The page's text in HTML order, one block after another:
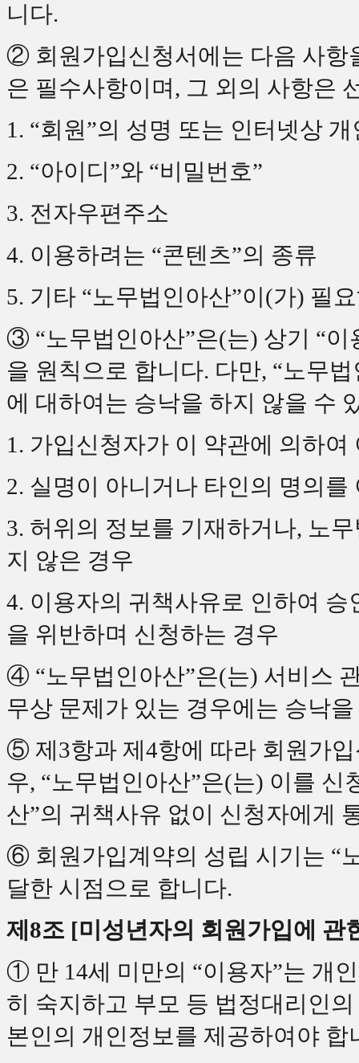
니다.
② 회원가입신청서에는 다음 사항
은 필수사항이며, 그 외의 사항은
1. “회원”의 성명 또는 인터넷상
2. “아이디”와 “비밀번호”
3. 전자우편주소
4. 이용하려는 “콘텐츠”의 종류
5. 기타 “노무법인아산”이(가) 필
③ “노무법인아산”은(는) 상기 “
을 원칙으로 합니다. 다만, “노무
에 대하여는 승낙을 하지 않을 수
1. 가입신청자가 이 약관에 의하
2. 실명이 아니거나 타인의 명의를
3. 허위의 정보를 기재하거나, 노
지 않은 경우
4. 이용자의 귀책사유로 인하여
을 위반하며 신청하는 경우
④ “노무법인아산”은(는) 서비스
무상 문제가 있는 경우에는 승낙
⑤ 제3항과 제4항에 따라 회원가
우, “노무법인아산”은(는) 이를
산”의 귀책사유 없이 신청자에게
⑥ 회원가입계약의 성립 시기는 “
달한 시점으로 합니다.
제8조 [미성년자의 회원가입에 관
① 만 14세 미만의 “이용자”는 개
히 숙지하고 부모 등 법정대리인
본인의 개인정보를 제공하여야 합